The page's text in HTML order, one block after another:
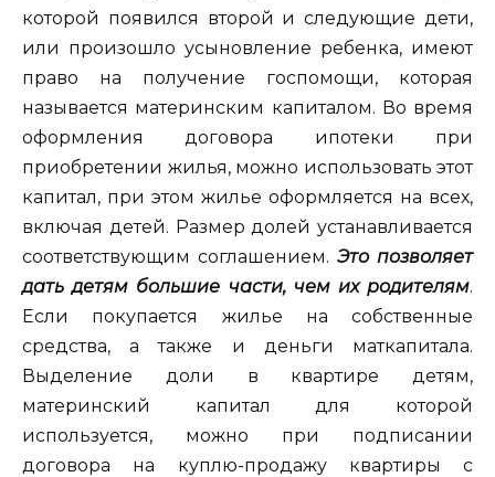
которой появился второй и следующие дети,
или произошло усыновление ребенка, имеют
право на получение госпомощи, которая
называется материнским капиталом. Во время
оформления договора ипотеки при
приобретении жилья, можно использовать этот
капитал, при этом жилье оформляется на всех,
включая детей. Размер долей устанавливается
соответствующим соглашением. Это позволяет
дать детям большие части, чем их родителям.
Если покупается жилье на собственные
средства, а также и деньги маткапитала.
Выделение доли в квартире детям,
материнский капитал для которой
используется, можно при подписании
договора на куплю-продажу квартиры с